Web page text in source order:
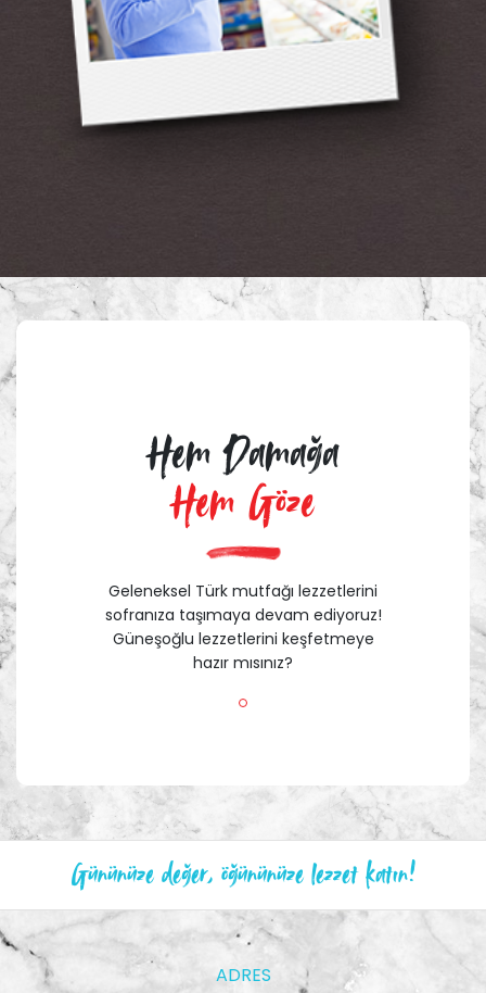
Hem Damağa
Hem Göze
Geleneksel Türk mutfağı lezzetlerini
sofranıza taşımaya devam ediyoruz!
Güneşoğlu lezzetlerini keşfetmeye
hazır mısınız?
Gününüze değer, öğününüze lezzet katın!
ADRES